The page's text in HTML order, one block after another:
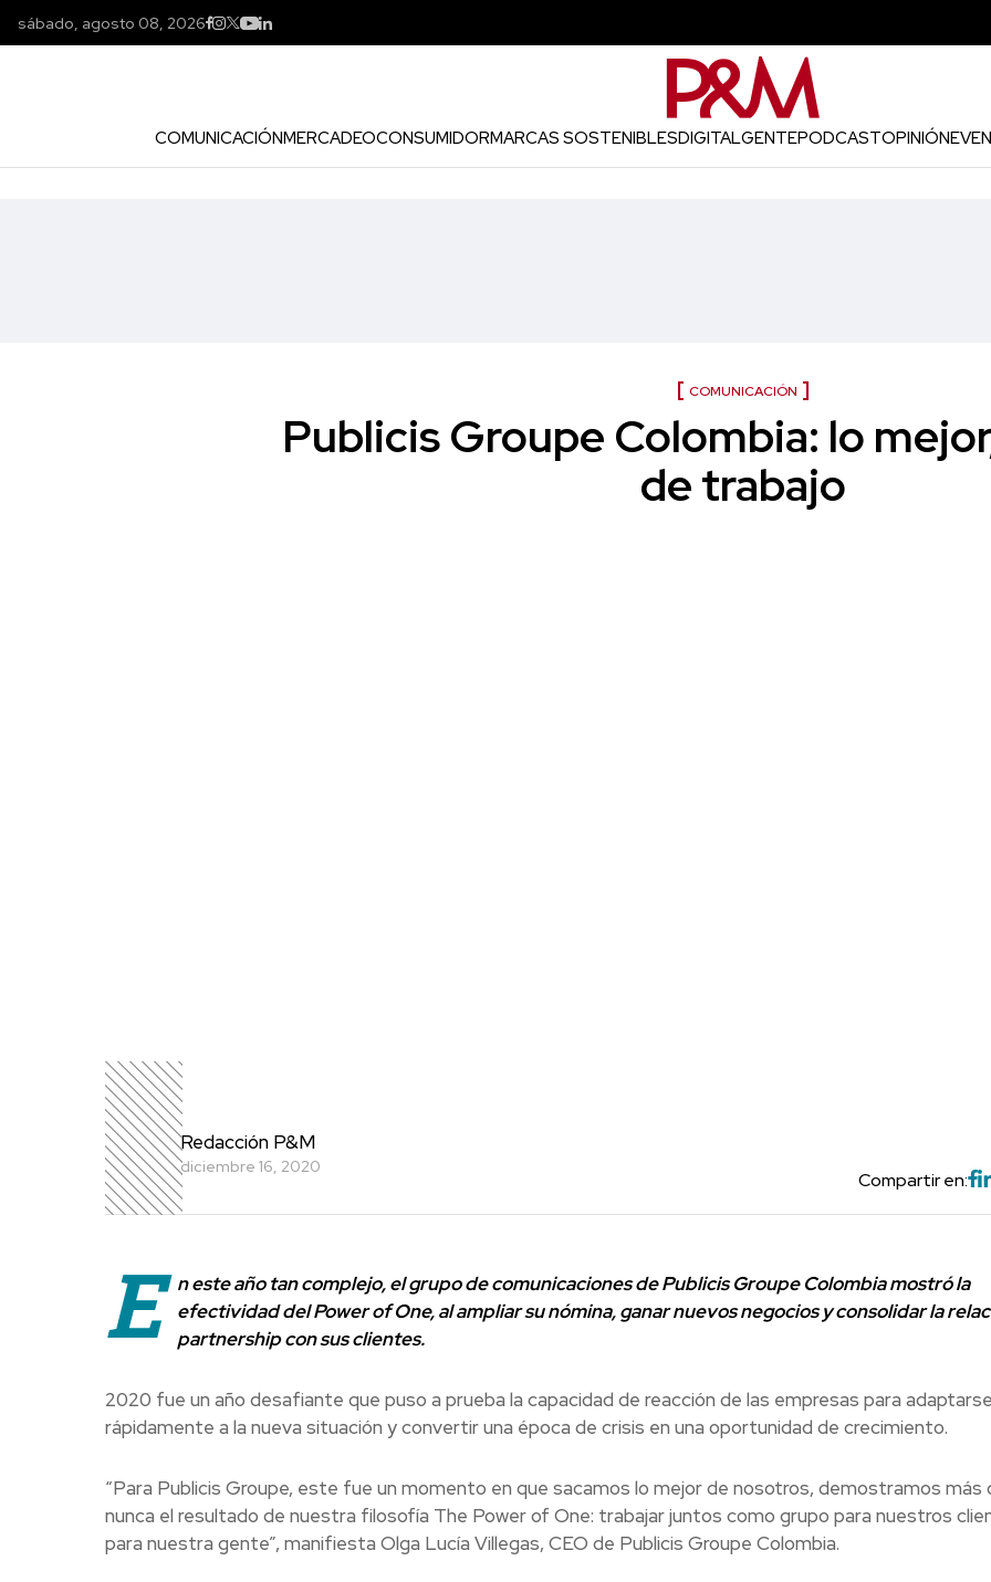
sábado, agosto 08, 2026
COMUNICACIÓNMERCADEOCONSUMIDORMARCAS SOSTENIBLESDIGITALGENTEPODCASTOPINIÓN
COMUNICACIÓN
Publicis Groupe Colombia: lo
de trabajo
Redacción P&M
diciembre 16, 2020
Compartir en:
E
n este año tan complejo, el grupo de comunicaciones de Publicis Groupe Colombia mostró la
efectividad del Power of One, al ampliar su nómina, ganar nuevos negocios y consolidar la
partnership con sus clientes.
2020 fue un año desafiante que puso a prueba la capacidad de reacción de las empresas para adaptarse
rápidamente a la nueva situación y convertir una época de crisis en una oportunidad de crecimiento.
“Para Publicis Groupe, este fue un momento en que sacamos lo mejor de nosotros, demostramos más
nunca el resultado de nuestra filosofía The Power of One: trabajar juntos como grupo para nuestros
para nuestra gente”, manifiesta Olga Lucía Villegas, CEO de Publicis Groupe Colombia.